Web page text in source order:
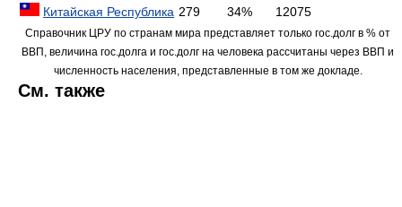
Китайская Республика 279 34% 12075
Справочник ЦРУ по странам мира представляет только гос.долг в % от
ВВП, величина гос.долга и гос.долг на человека рассчитаны через ВВП и
численность населения, представленные в том же докладе.
См. также